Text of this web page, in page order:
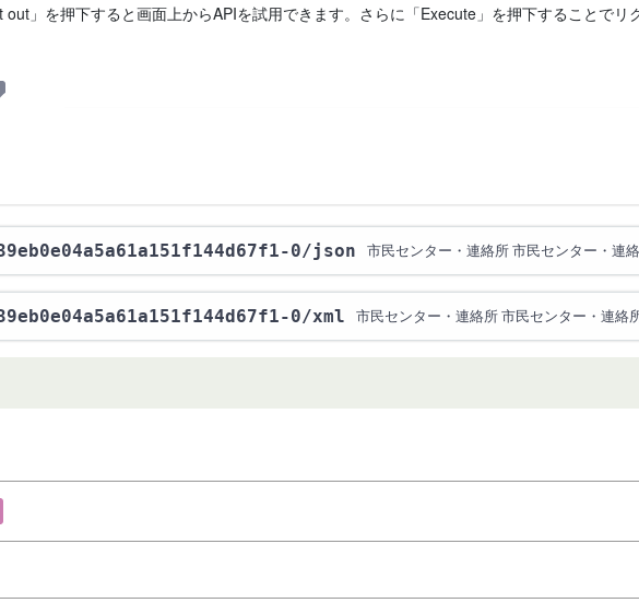
」を押下すると画面上からAPIを試用できます。さらに「Execute」を押下することでリ
0/json 市民センター・連絡所 市民センター・連
0/xml 市民センター・連絡所 市民センター・連絡